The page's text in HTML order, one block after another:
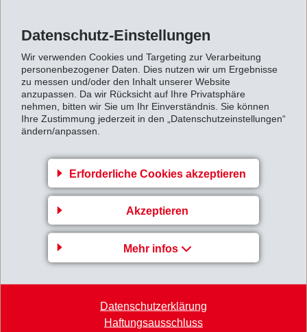
Datenschutz-Einstellungen
Wir verwenden Cookies und Targeting zur Verarbeitung
personenbezogener Daten. Dies nutzen wir um Ergebnisse
zu messen und/oder den Inhalt unserer Website
anzupassen. Da wir Rücksicht auf Ihre Privatsphäre
nehmen, bitten wir Sie um Ihr Einverständnis. Sie können
Ihre Zustimmung jederzeit in den „Datenschutzeinstellungen“
ändern/anpassen.
Erforderliche Cookies akzeptieren
Akzeptieren
Mehr infos
Datenschutzerklärung
Haftungsausschluss
Halbjahresbericht1998.pdf
Zurück zur Übersicht
Gruppenleitung
EFTEC AG
Hofstrasse 31
8590 Romanshorn
+41 71 466 43 00